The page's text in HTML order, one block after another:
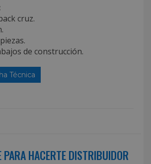
cruz.
de construcción.
Técnica
PARA HACERTE DISTRIBUIDOR